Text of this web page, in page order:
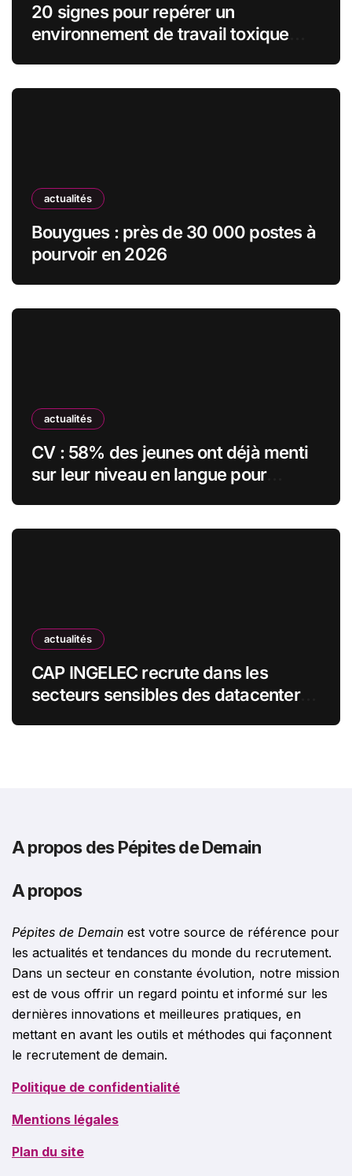
20 signes pour repérer un
environnement de travail toxique
actualités
Bouygues : près de 30 000 postes à
pourvoir en 2026
actualités
CV : 58% des jeunes ont déjà menti
sur leur niveau en langue pour
actualités
CAP INGELEC recrute dans les
secteurs sensibles des datacenters,
A propos des Pépites de Demain
A propos
Pépites de Demain est votre source de référence pour
les actualités et tendances du monde du recrutement.
Dans un secteur en constante évolution, notre mission
est de vous offrir un regard pointu et informé sur les
dernières innovations et meilleures pratiques, en
mettant en avant les outils et méthodes qui façonnent
le recrutement de demain.
Politique de confidentialité
Mentions légales
Plan du site